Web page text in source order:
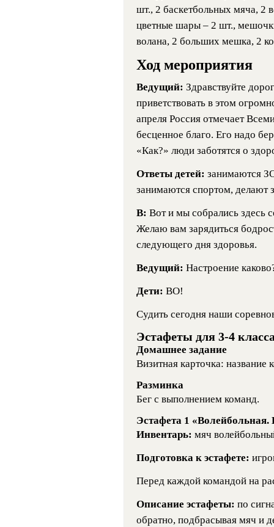
шт., 2 баскетбольных мяча, 2
цветные шары – 2 шт.,
волана, 2 больших мешка, 2
Ход мероприятия
Ведущий: Здравствуйте
приветствовать в этом
апреля Россия отмечает
бесценное благо. Его надо
«Как?» люди заботятся о
Ответы детей: занимаются
занимаются спортом, делают
В: Вот и мы собрались здесь
Желаю вам зарядиться
следующего дня здоровья.
Ведущий: Настроение
Дети: ВО!
Судить сегодня наши
Эстафеты для 3-4
Домашнее задание
Визитная карточка: название
Разминка
Бег с выполнением команд.
Эстафета 1 «Волейбольная.
Инвентарь: мяч
Подготовка к эстафете:
Перед каждой командой на
Описание эстафеты: по
обратно, подбрасывая мяч и